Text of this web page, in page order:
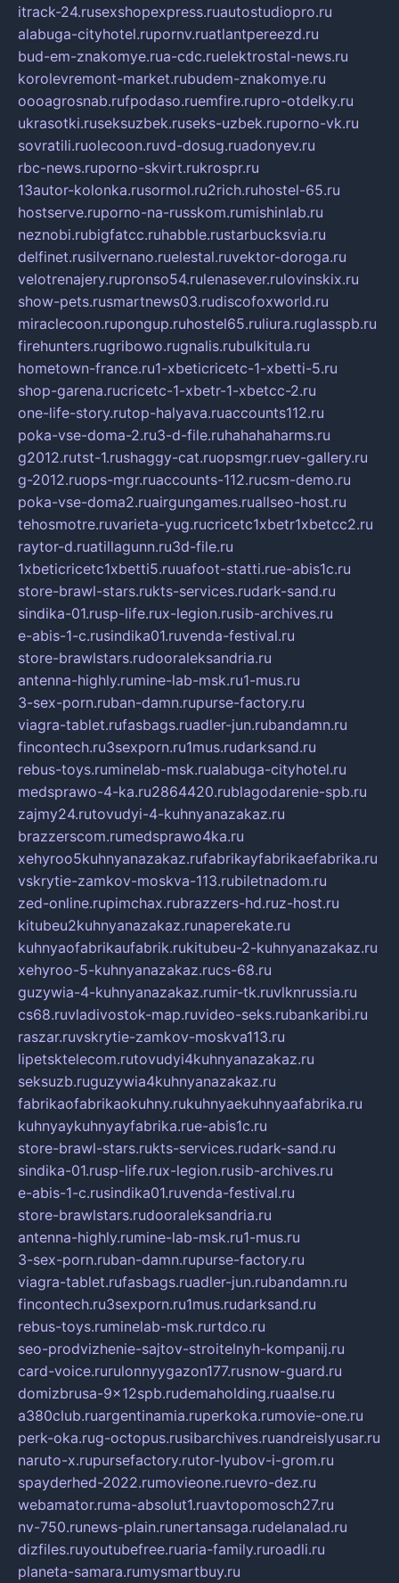
itrack-24.rusexshopexpress.ruautostudiopro.ru
alabuga-cityhotel.rupornv.ruatlantpereezd.ru
bud-em-znakomye.rua-cdc.ruelektrostal-news.ru
korolevremont-market.rubudem-znakomye.ru
oooagrosnab.rufpodaso.ruemfire.rupro-otdelky.ru
ukrasotki.ruseksuzbek.ruseks-uzbek.ruporno-vk.ru
sovratili.ruolecoon.ruvd-dosug.ruadonyev.ru
rbc-news.ruporno-skvirt.rukrospr.ru
13autor-kolonka.rusormol.ru2rich.ruhostel-65.ru
hostserve.ruporno-na-russkom.rumishinlab.ru
neznobi.rubigfatcc.ruhabble.rustarbucksvia.ru
delfinet.rusilvernano.ruelestal.ruvektor-doroga.ru
velotrenajery.rupronso54.rulenasever.rulovinskix.ru
show-pets.rusmartnews03.rudiscofoxworld.ru
miraclecoon.rupongup.ruhostel65.ruliura.ruglasspb.ru
firehunters.rugribowo.rugnalis.rubulkitula.ru
hometown-france.ru1-xbeticricetc-1-xbetti-5.ru
shop-garena.rucricetc-1-xbetr-1-xbetcc-2.ru
one-life-story.rutop-halyava.ruaccounts112.ru
poka-vse-doma-2.ru3-d-file.ruhahahaharms.ru
g2012.rutst-1.rushaggy-cat.ruopsmgr.ruev-gallery.ru
g-2012.ruops-mgr.ruaccounts-112.rucsm-demo.ru
poka-vse-doma2.ruairgungames.ruallseo-host.ru
tehosmotre.ruvarieta-yug.rucricetc1xbetr1xbetcc2.ru
raytor-d.ruatillagunn.ru3d-file.ru
1xbeticricetc1xbetti5.ruuafoot-statti.rue-abis1c.ru
store-brawl-stars.rukts-services.rudark-sand.ru
sindika-01.rusp-life.rux-legion.rusib-archives.ru
e-abis-1-c.rusindika01.ruvenda-festival.ru
store-brawlstars.rudooraleksandria.ru
antenna-highly.rumine-lab-msk.ru1-mus.ru
3-sex-porn.ruban-damn.rupurse-factory.ru
viagra-tablet.rufasbags.ruadler-jun.rubandamn.ru
fincontech.ru3sexporn.ru1mus.rudarksand.ru
rebus-toys.ruminelab-msk.rualabuga-cityhotel.ru
medsprawo-4-ka.ru2864420.rublagodarenie-spb.ru
zajmy24.rutovudyi-4-kuhnyanazakaz.ru
brazzerscom.rumedsprawo4ka.ru
xehyroo5kuhnyanazakaz.rufabrikayfabrikaefabrika.ru
vskrytie-zamkov-moskva-113.rubiletnadom.ru
zed-online.rupimchax.rubrazzers-hd.ruz-host.ru
kitubeu2kuhnyanazakaz.runaperekate.ru
kuhnyaofabrikaufabrik.rukitubeu-2-kuhnyanazakaz.ru
xehyroo-5-kuhnyanazakaz.rucs-68.ru
guzywia-4-kuhnyanazakaz.rumir-tk.ruvlknrussia.ru
cs68.ruvladivostok-map.ruvideo-seks.rubankaribi.ru
raszar.ruvskrytie-zamkov-moskva113.ru
lipetsktelecom.rutovudyi4kuhnyanazakaz.ru
seksuzb.ruguzywia4kuhnyanazakaz.ru
fabrikaofabrikaokuhny.rukuhnyaekuhnyaafabrika.ru
kuhnyaykuhnyayfabrika.rue-abis1c.ru
store-brawl-stars.rukts-services.rudark-sand.ru
sindika-01.rusp-life.rux-legion.rusib-archives.ru
e-abis-1-c.rusindika01.ruvenda-festival.ru
store-brawlstars.rudooraleksandria.ru
antenna-highly.rumine-lab-msk.ru1-mus.ru
3-sex-porn.ruban-damn.rupurse-factory.ru
viagra-tablet.rufasbags.ruadler-jun.rubandamn.ru
fincontech.ru3sexporn.ru1mus.rudarksand.ru
rebus-toys.ruminelab-msk.rurtdco.ru
seo-prodvizhenie-sajtov-stroitelnyh-kompanij.ru
card-voice.rurulonnyygazon177.rusnow-guard.ru
domizbrusa-9x12spb.rudemaholding.ruaalse.ru
a380club.ruargentinamia.ruperkoka.rumovie-one.ru
perk-oka.rug-octopus.rusibarchives.ruandreislyusar.ru
naruto-x.rupursefactory.rutor-lyubov-i-grom.ru
spayderhed-2022.rumovieone.ruevro-dez.ru
webamator.ruma-absolut1.ruavtopomosch27.ru
nv-750.runews-plain.runertansaga.rudelanalad.ru
dizfiles.ruyoutubefree.ruaria-family.ruroadli.ru
planeta-samara.rumysmartbuy.ru